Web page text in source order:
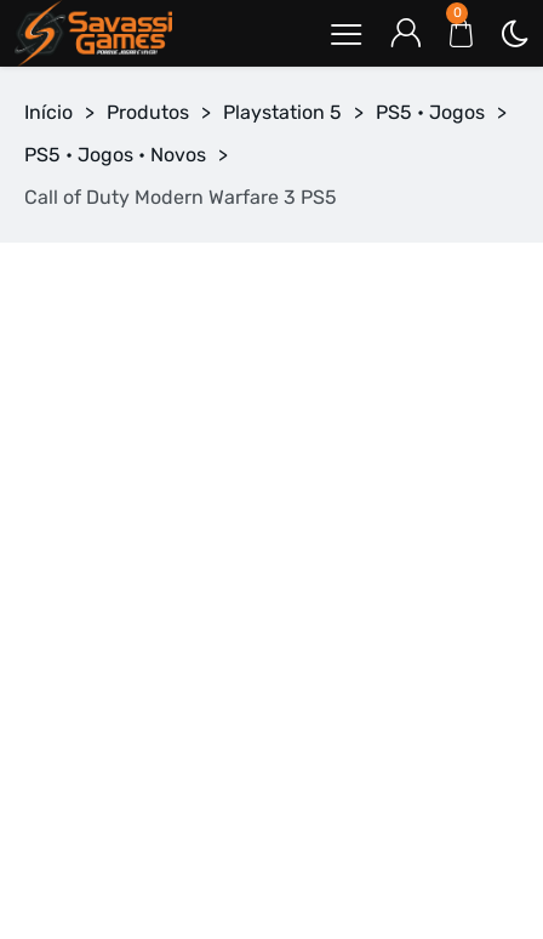
0
Início > Produtos > Playstation 5 > PS5 • Jogos >
PS5 • Jogos • Novos >
Call of Duty Modern Warfare 3 PS5